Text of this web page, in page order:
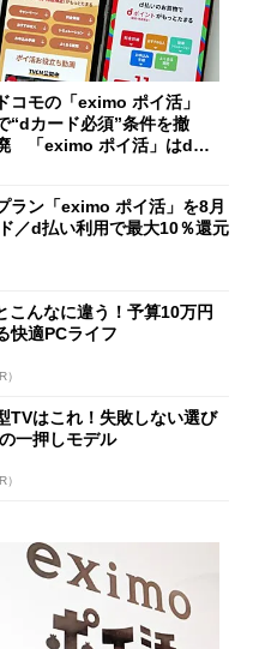
ドコモの「eximo ポイ活」
“dカード必須”条件を撤
「eximo ポイ活」はdカ
ラン「eximo ポイ活」を8月
／d払い利用で最大10％還元
こんなに違う！予算10万円
快適PCライフ
TVはこれ！失敗しない選び
一押しモデル